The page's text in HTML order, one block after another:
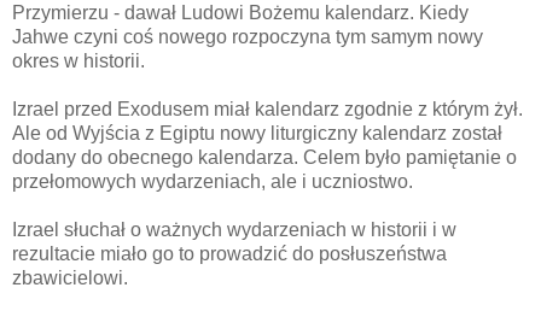
Przymierzu - dawał Ludowi Bożemu kalendarz. Kiedy
Jahwe czyni coś nowego rozpoczyna tym samym nowy
okres w historii.
Izrael przed Exodusem miał kalendarz zgodnie z którym żył.
Ale od Wyjścia z Egiptu nowy liturgiczny kalendarz został
dodany do obecnego kalendarza. Celem było pamiętanie o
przełomowych wydarzeniach, ale i uczniostwo.
Izrael słuchał o ważnych wydarzeniach w historii i w
rezultacie miało go to prowadzić do posłuszeństwa
zbawicielowi.